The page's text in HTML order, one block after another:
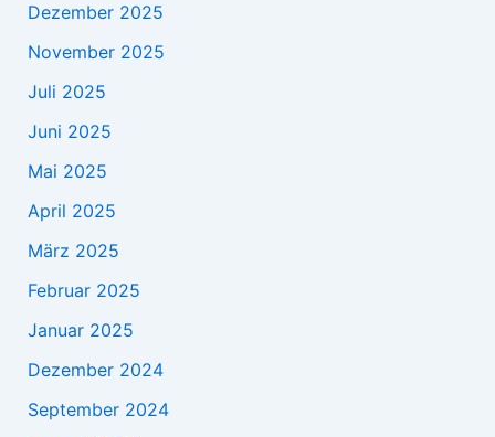
Dezember 2025
November 2025
Juli 2025
Juni 2025
Mai 2025
April 2025
März 2025
Februar 2025
Januar 2025
Dezember 2024
September 2024